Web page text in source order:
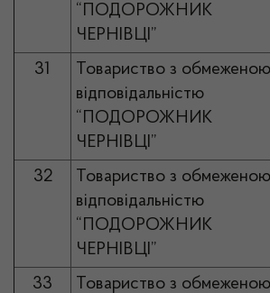
“ПОДОРОЖНИК
ЧЕРНІВЦІ”
31
Товариство з обмеженою
відповідальністю
“ПОДОРОЖНИК
ЧЕРНІВЦІ”
32
Товариство з обмеженою
відповідальністю
“ПОДОРОЖНИК
ЧЕРНІВЦІ”
33
Товариство з обмеженою